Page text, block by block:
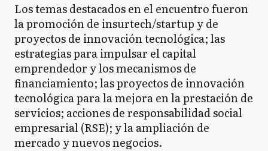
Los temas destacados en el encuentro fueron
la promoción de insurtech/startup y de
proyectos de innovación tecnológica; las
estrategias para impulsar el capital
emprendedor y los mecanismos de
financiamiento; las proyectos de innovación
tecnológica para la mejora en la prestación de
servicios; acciones de responsabilidad social
empresarial (RSE); y la ampliación de
mercado y nuevos negocios.